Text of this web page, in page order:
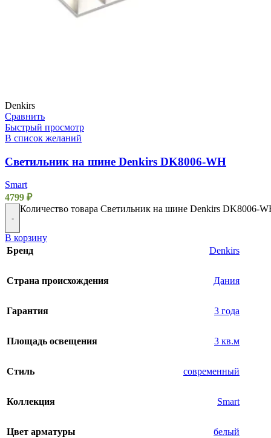
Denkirs
Сравнить
Быстрый просмотр
В список желаний
Светильник на шине Denkirs DK8006-WH
Smart
4799 ₽
-
Количество товара Светильник на шине Denkirs DK8006-
В корзину
Бренд
Denkirs
Страна происхождения Дания
Гарантия 3 года
Площадь освещения 3 кв.м
Стиль современный
Коллекция Smart
Цвет арматуры белый